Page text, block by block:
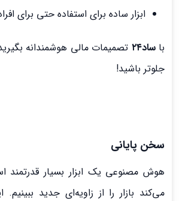
ابزار ساده برای استفاده حتی برای
باساد۲۴
تصمیمات مالی هوشمندانه
جلوتر باشید!
سخن پایانی
هوش مصنوعی یک ابزار بسیار
می‌کند بازار را از زاویه‌ای جدید